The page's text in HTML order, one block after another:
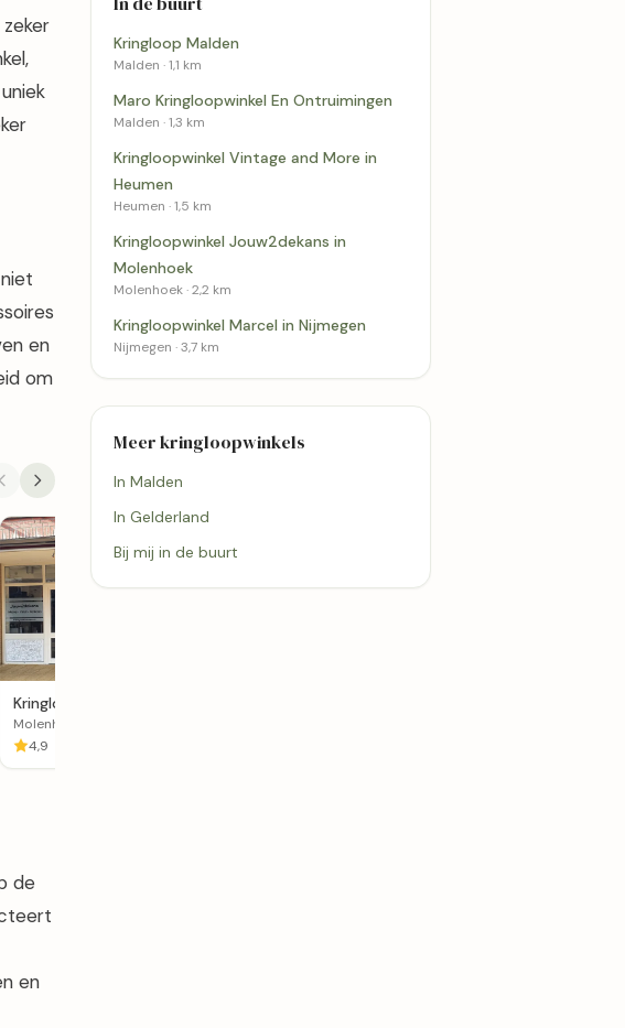
en
om
Kringloopwinkel
Jouw2dekans in
Molenhoek
Molenhoek
4,9
de
en
Kringloop Malden
Malden · 1,1 km
Maro Kringloopwinkel En Ontruimingen
Malden · 1,3 km
Kringloopwinkel Vintage and More in
Heumen
Heumen · 1,5 km
Kringloopwinkel Jouw2dekans in
Molenhoek
Molenhoek · 2,2 km
Kringloopwinkel Marcel in Nijmegen
Nijmegen · 3,7 km
Meer kringloopwinkels
In Malden
In Gelderland
Bij mij in de buurt